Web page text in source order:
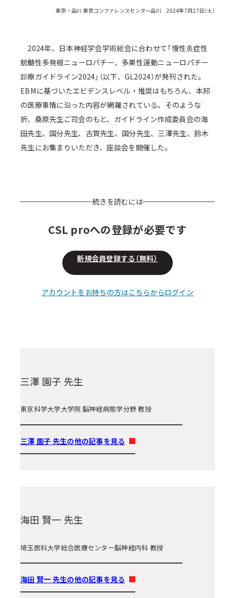
東京・品川 東京コンファレンスセンター品川 2024年7月27日（土）
2024年、日本神経学会学術総会に合わせて「慢性炎症性
脱髄性多発根ニューロパチー、多巣性運動ニューロパチー
診療ガイドライン2024」（以下、GL2024）が発刊された。
EBMに基づいたエビデンスレベル・推奨はもちろん、本邦
の医療事情に沿った内容が網羅されている。そのような
折、桑原先生ご司会のもと、ガイドライン作成委員会の海
田先生、国分先生、古賀先生、国分先生、三澤先生、鈴木
先生にお集まりいただき、座談会を開催した。
続きを読むには
CSL proへの登録が必要です
新規会員登録する（無料）
アカウントをお持ちの方はこちらからログイン
三澤 園子 先生
東京科学大学大学院 脳神経病態学分野 教授
三澤 園子 先生の他の記事を見る
海田 賢一 先生
埼玉医科大学総合医療センター脳神経内科 教授
海田 賢一 先生の他の記事を見る